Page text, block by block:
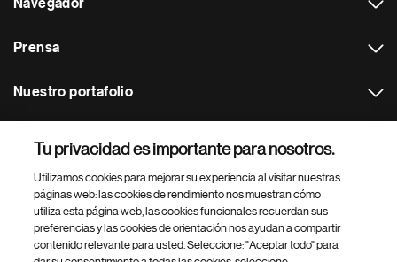
Navegador
Prensa
Nuestro portafolio
Footer Site Search
Tu privacidad es importante para nosotros.
Utilizamos cookies para mejorar su experiencia al visitar nuestras
páginas web: las cookies de rendimiento nos muestran cómo
utiliza esta página web, las cookies funcionales recuerdan sus
preferencias y las cookies de orientación nos ayudan a compartir
contenido relevante para usted. Seleccione: "Aceptar todo" para